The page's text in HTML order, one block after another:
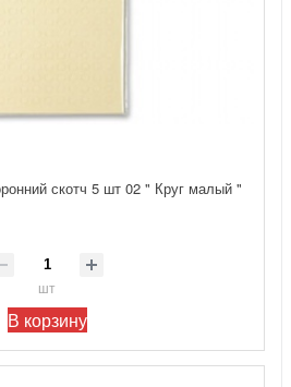
скотч 5 шт 02 " Круг малый "
шт
В корзину